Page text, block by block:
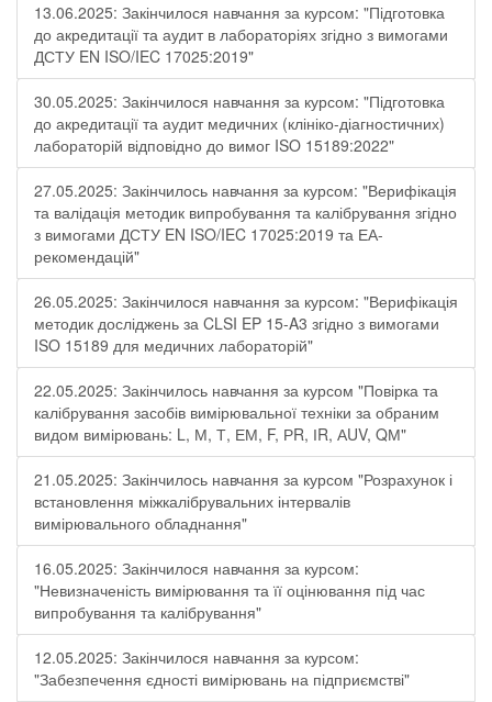
13.06.2025: Закінчилося навчання за курсом: "Підготовка
до акредитації та аудит в лабораторіях згідно з вимогами
ДСТУ EN ISO/IEC 17025:2019"
30.05.2025: Закінчилося навчання за курсом: "Підготовка
до акредитації та аудит медичних (клініко-діагностичних)
лабораторій відповідно до вимог ISO 15189:2022"
27.05.2025: Закінчилось навчання за курсом: "Верифікація
та валідація методик випробування та калібрування згідно
з вимогами ДСТУ EN ISO/IEC 17025:2019 та ЕА-
рекомендацій"
26.05.2025: Закінчилося навчання за курсом: "Верифікація
методик досліджень за CLSI EP 15-A3 згідно з вимогами
ISO 15189 для медичних лабораторій"
22.05.2025: Закінчилось навчання за курсом "Повірка та
калібрування засобів вимірювальної техніки за обраним
видом вимірювань: L, М, Т, ЕМ, F, РR, ІR, АUV, QМ"
21.05.2025: Закінчилось навчання за курсом "Розрахунок і
встановлення міжкалібрувальних інтервалів
вимірювального обладнання"
16.05.2025: Закінчилося навчання за курсом:
"Невизначеність вимірювання та її оцінювання під час
випробування та калібрування"
12.05.2025: Закінчилося навчання за курсом:
"Забезпечення єдності вимірювань на підприємстві"